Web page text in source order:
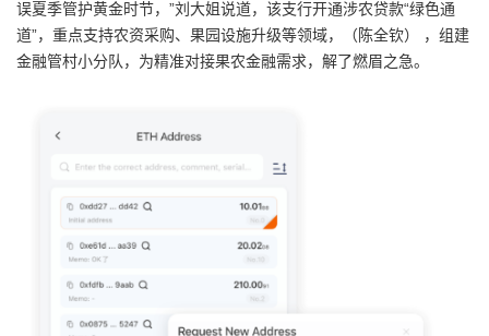
误夏季管护黄金时节，”刘大姐说道，该支行开通涉农贷款“绿色通
道”，重点支持农资采购、果园设施升级等领域，（陈全钦） ，组建
金融管村小分队，为精准对接果农金融需求，解了燃眉之急。